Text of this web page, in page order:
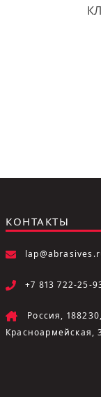
КОНТАКТЫ
+7 813 722-25-
Россия,
Красноармейская,